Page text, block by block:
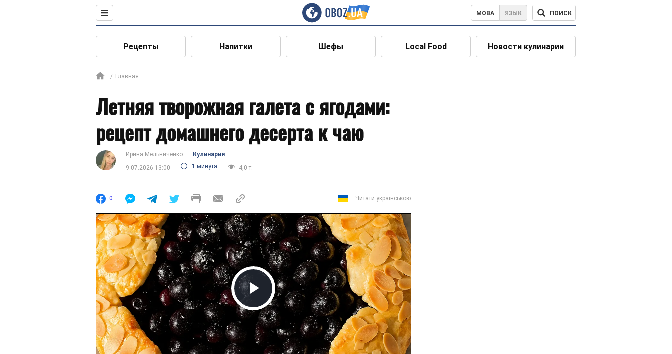
МОВА ЯЗЫК ПОИСК
Рецепты Напитки Шефы Local Food Новости кулинарии
Главная
Летняя творожная галета с ягодами:
рецепт домашнего десерта к чаю
Ирина Мельниченко
Кулинария
9.07.2026 13:00
1 минута 4,0 т.
0 Читати українською
Play Video